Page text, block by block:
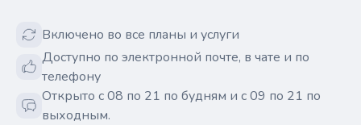
Включено во все планы и услуги
Доступно по электронной почте, в чате и по
телефону
Открыто с 08 по 21 по будням и с 09 по 21 по
выходным.